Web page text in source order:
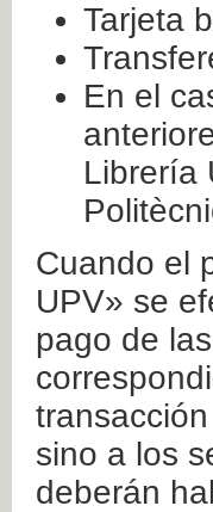
Tarjeta
En el
Librería
Cuando el
UPV» se
pago de
sino a los
deberán